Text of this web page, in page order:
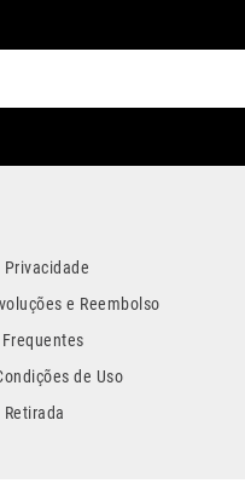
e Reembolso
de Uso